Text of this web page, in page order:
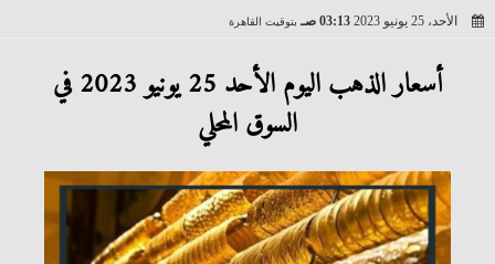
الأحد، 25 يونيو 2023
03:13 صـ بتوقيت القاهرة
أسعار الذهب اليوم الأحد 25 يونيو 2023 في
السوق المحلي